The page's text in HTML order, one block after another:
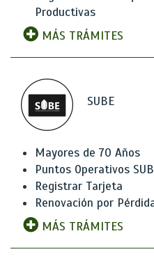
Productivas
MÁS TRÁMITES
SUBE
Mayores de 70 Años
Puntos Operativos
Registrar Tarjeta
Renovación por
MÁS TRÁMITES